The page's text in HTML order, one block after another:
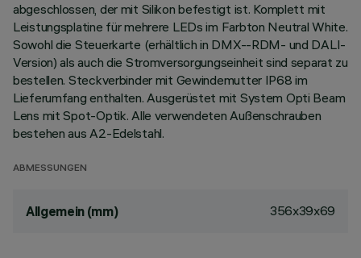
abgeschlossen, der mit Silikon befestigt ist. Komplett mit
Leistungsplatine für mehrere LEDs im Farbton Neutral White.
Sowohl die Steuerkarte (erhältlich in DMX--RDM- und DALI-
Version) als auch die Stromversorgungseinheit sind separat zu
bestellen. Steckverbinder mit Gewindemutter IP68 im
Lieferumfang enthalten. Ausgerüstet mit System Opti Beam
Lens mit Spot-Optik. Alle verwendeten Außenschrauben
bestehen aus A2-Edelstahl.
ABMESSUNGEN
Allgemein (mm) 356x39x69